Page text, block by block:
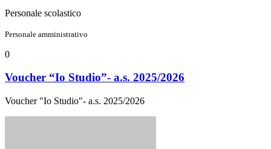
Personale scolastico
Personale amministrativo
0
Voucher “Io Studio”- a.s. 2025/2026
Voucher "Io Studio"- a.s. 2025/2026